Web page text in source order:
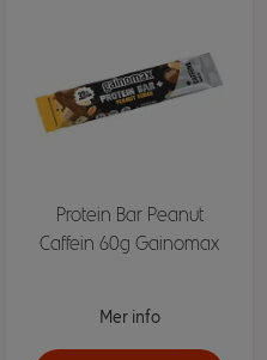
Protein Bar Peanut
Caffein 60g Gainomax
Mer info